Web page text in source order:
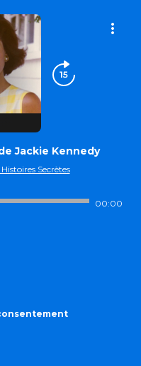
Jackie Kennedy
Histoires Secrètes
00:00